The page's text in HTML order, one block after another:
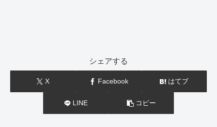
シェアする
X Facebook はてブ
LINE コピー